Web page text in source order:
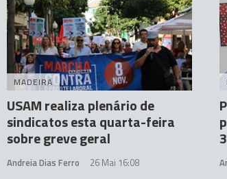
MADEIRA
USAM realiza plenário de
sindicatos esta quarta-feira
sobre greve geral
Andreia Dias Ferro 26 Mai 16:08